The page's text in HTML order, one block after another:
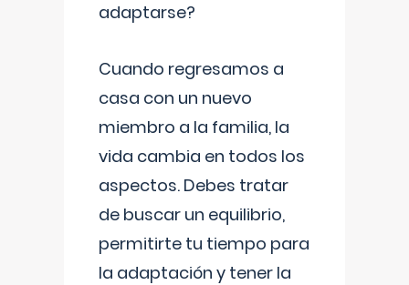
adaptarse?
Cuando regresamos a
casa con un nuevo
miembro a la familia, la
vida cambia en todos los
aspectos. Debes tratar
de buscar un equilibrio,
permitirte tu tiempo para
la adaptación y tener la